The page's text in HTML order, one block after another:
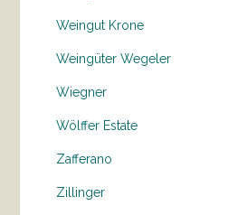
Weingut Krone
Weingüter Wegeler
Wiegner
Wölffer Estate
Zafferano
Zillinger